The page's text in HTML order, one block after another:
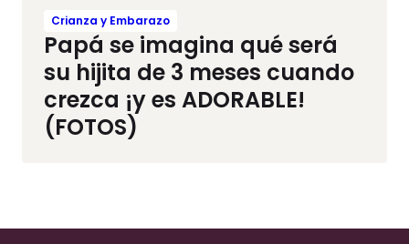
Crianza y Embarazo
Papá se imagina qué será
su hijita de 3 meses cuando
crezca ¡y es ADORABLE!
(FOTOS)